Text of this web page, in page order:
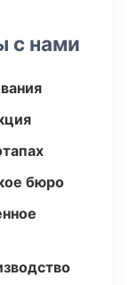
с нами
бюро